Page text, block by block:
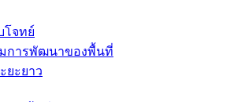
โจทย์
มการพัฒนาของพื้นที่
ยะยาว